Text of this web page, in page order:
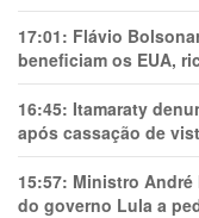
17:01: Flávio
beneficiam os EUA,
16:45: Itamaraty
após cassação de
15:57: Ministro
do governo Lula a